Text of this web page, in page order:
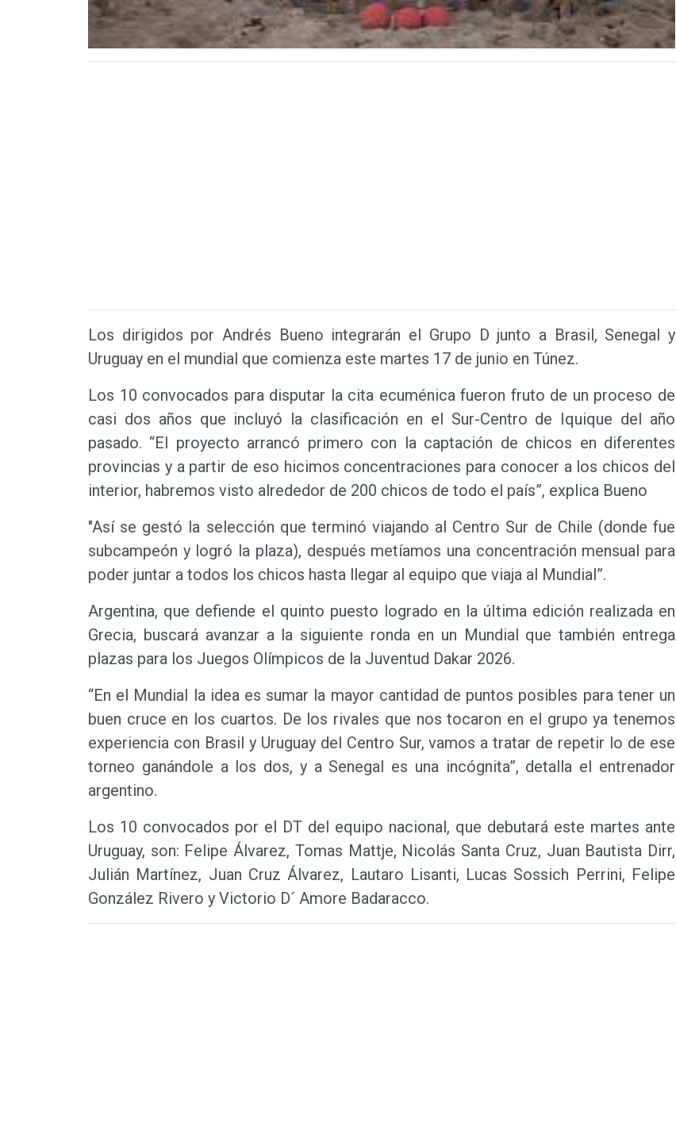
Los dirigidos por Andrés Bueno integrarán el Grupo D junto a Brasil, Senegal y
Uruguay en el mundial que comienza este martes 17 de junio en Túnez.
Los 10 convocados para disputar la cita ecuménica fueron fruto de un proceso de
casi dos años que incluyó la clasificación en el Sur-Centro de Iquique del año
pasado. “El proyecto arrancó primero con la captación de chicos en diferentes
provincias y a partir de eso hicimos concentraciones para conocer a los chicos del
interior, habremos visto alrededor de 200 chicos de todo el país”, explica Bueno
"Así se gestó la selección que terminó viajando al Centro Sur de Chile (donde fue
subcampeón y logró la plaza), después metíamos una concentración mensual para
poder juntar a todos los chicos hasta llegar al equipo que viaja al Mundial”.
Argentina, que defiende el quinto puesto logrado en la última edición realizada en
Grecia, buscará avanzar a la siguiente ronda en un Mundial que también entrega
plazas para los Juegos Olímpicos de la Juventud Dakar 2026.
“En el Mundial la idea es sumar la mayor cantidad de puntos posibles para tener un
buen cruce en los cuartos. De los rivales que nos tocaron en el grupo ya tenemos
experiencia con Brasil y Uruguay del Centro Sur, vamos a tratar de repetir lo de ese
torneo ganándole a los dos, y a Senegal es una incógnita”, detalla el entrenador
argentino.
Los 10 convocados por el DT del equipo nacional, que debutará este martes ante
Uruguay, son: Felipe Álvarez, Tomas Mattje, Nicolás Santa Cruz, Juan Bautista Dirr,
Julián Martínez, Juan Cruz Álvarez, Lautaro Lisanti, Lucas Sossich Perrini, Felipe
González Rivero y Victorio D´ Amore Badaracco.